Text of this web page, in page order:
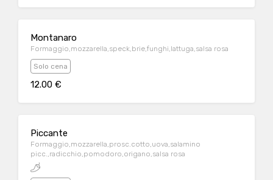
Montanaro
Formaggio,mozzarella,speck,brie,funghi,lattuga,salsa rosa
Solo cena
12.00 €
Piccante
Formaggio,mozzarella,prosc.cotto,uova,salamino
picc.,radicchio,pomodoro,origano,salsa rosa